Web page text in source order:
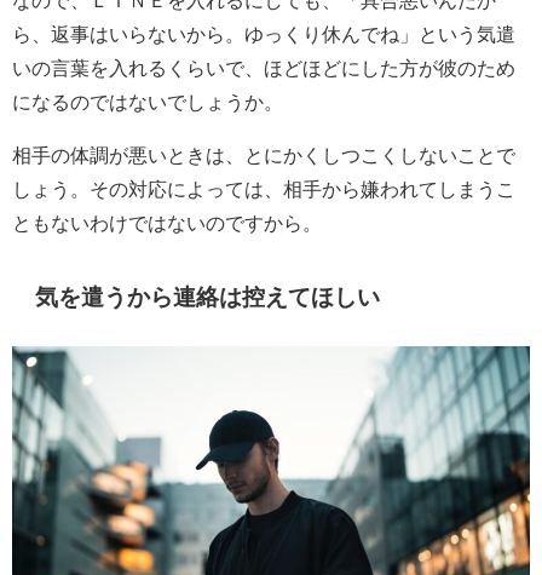
ら、返事はいらないから。ゆっくり休んでね」という気遣
いの言葉を入れるくらいで、ほどほどにした方が彼のため
になるのではないでしょうか。
相手の体調が悪いときは、とにかくしつこくしないことで
しょう。その対応によっては、相手から嫌われてしまうこ
ともないわけではないのですから。
気を遣うから連絡は控えてほしい